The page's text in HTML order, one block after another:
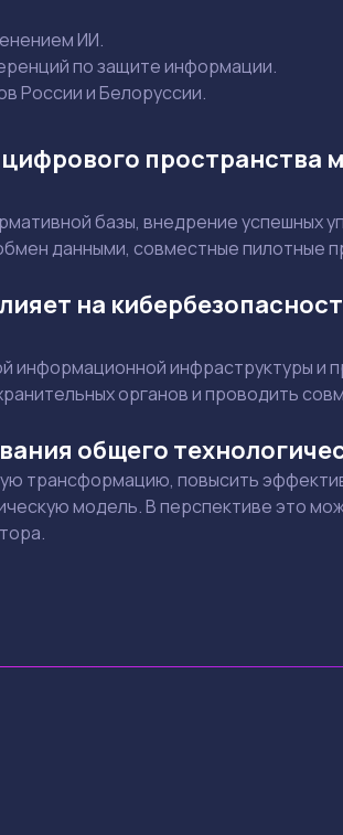
ИИ.
по защите информации.
России и Белоруссии.
пространства
базы, внедрение успешных
данными, совместные пилотные
на
информационной инфраструктуры и
органов и проводить
общего
трансформацию, повысить
модель. В перспективе это